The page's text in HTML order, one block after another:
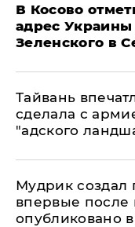
В Косово
адрес Украины
Зеленского в
Тайвань
сделала с
"адского
Мудрик создал
впервые после
опубликовано